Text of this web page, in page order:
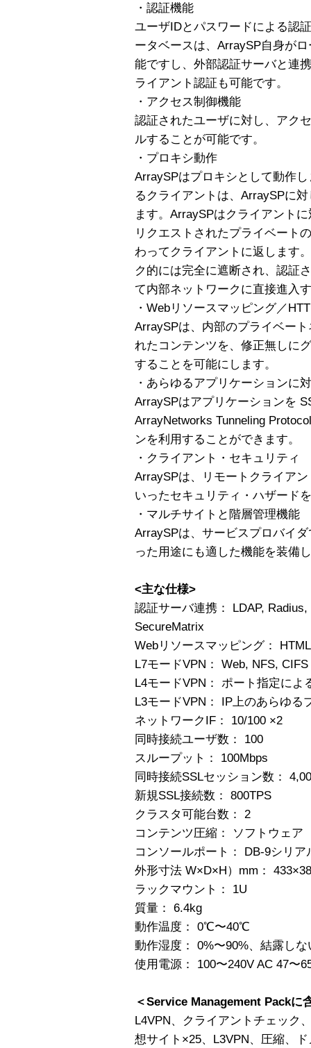
・認証機能
ユーザIDとパスワードによる認
ータベースは、ArraySP自身が
能ですし、外部認証サーバと連
ライアント認証も可能です。
・アクセス制御機能
認証されたユーザに対し、アク
ルすることが可能です。
・プロキシ動作
ArraySPはプロキシとして動作
るクライアントは、ArraySPに
ます。ArraySPはクライアント
リクエストされたプライベート
わってクライアントに返します
ク的には完全に遮断され、認証
て内部ネットワークに直接進入
・Webリソースマッピング／
ArraySPは、内部のプライベー
れたコンテンツを、修正無しに
することを可能にします。
・あらゆるアプリケーションに
ArraySPはアプリケーションを
ArrayNetworks Tunneling
ンを利用することができます。
・クライアント・セキュリティ
ArraySPは、リモートクライア
いったセキュリティ・ハザード
・マルチサイトと階層管理機能
ArraySPは、サービスプロバイ
った用途にも適した機能を装備
<主な仕様>
認証サーバ連携： LDAP,
SecureMatrix
Webリソースマッピング：
L7モードVPN： Web, NFS, CIFS
L4モードVPN： ポート指定によ
L3モードVPN： IP上のあらゆる
ネットワークIF： 10/100 ×2
同時接続ユーザ数： 100
スループット： 100Mbps
同時接続SSLセッション数：
新規SSL接続数： 800TPS
クラスタ可能台数： 2
コンテンツ圧縮： ソフトウェア
コンソールポート： DB-9シリア
外形寸法 W×D×H）mm：
ラックマウント： 1U
質量： 6.4kg
動作温度： 0℃〜40℃
動作湿度： 0%〜90%、結露しな
使用電源： 100〜240V AC 47〜
＜Service Management Packに
L4VPN、クライアントチェック
想サイト×25、L3VPN、圧縮、